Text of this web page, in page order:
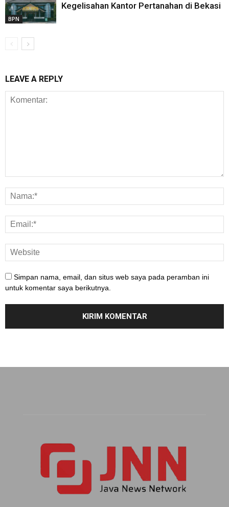
BPN
Kegelisahan Kantor Pertanahan di Bekasi
LEAVE A REPLY
Simpan nama, email, dan situs web saya pada peramban ini
untuk komentar saya berikutnya.